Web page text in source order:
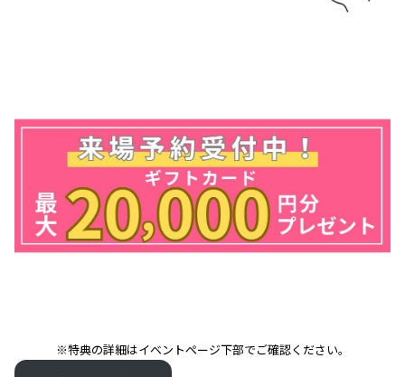
※特典の詳細はイベントページ下部でご確認ください。